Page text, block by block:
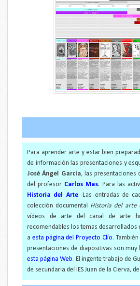
Para aprender arte y estar bien
de información las presentaciones y
José Ángel García, las presentaciones
del profesor Carlos Mas. Para las
Historia del Arte. Las entradas de
colección documental Historia del arte
vídeos de arte del canal de arte
recomendables los temas desarrollados
a esta página del Proyecto Clío.
presentaciones de diapositivas son muy
esta página Web. El ingente trabajo de
de secundaria del IES Juan de la Cierva,